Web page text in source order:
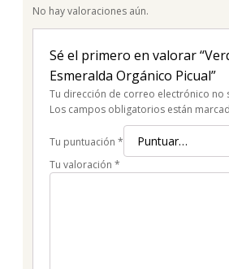
No hay valoraciones aún.
Sé el primero en valorar
Esmeralda Orgánico Picual”
Tu dirección de correo electrónico no
Los campos obligatorios están
Tu puntuación *
Tu valoración *